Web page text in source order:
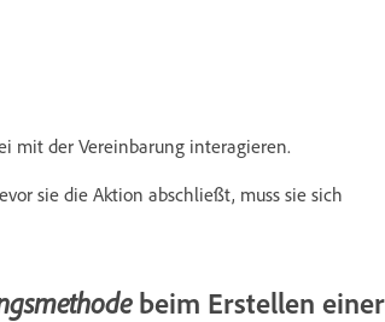
mit der Vereinbarung interagieren.
sie die Aktion abschließt, muss sie sich
beim Erstellen einer